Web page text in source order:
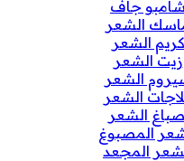
شامبو جاف
الشعر
كريم الشعر
زيت الشعر
الشعر
الشعر
الشعر
المصبوغ
المجعد